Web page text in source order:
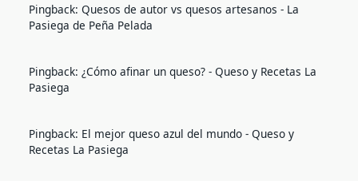
Pingback: Quesos de autor vs quesos artesanos - La
Pasiega de Peña Pelada
Pingback: ¿Cómo afinar un queso? - Queso y Recetas La
Pasiega
Pingback: El mejor queso azul del mundo - Queso y
Recetas La Pasiega